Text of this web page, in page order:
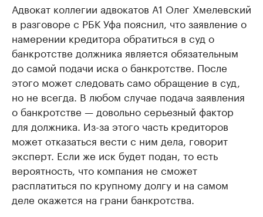
Адвокат коллегии адвокатов А1 Олег Хмелевский
в разговоре с РБК Уфа пояснил, что заявление о
намерении кредитора обратиться в суд о
банкротстве должника является обязательным
до самой подачи иска о банкротстве. После
этого может следовать само обращение в суд,
но не всегда. В любом случае подача заявления
о банкротстве — довольно серьезный фактор
для должника. Из-за этого часть кредиторов
может отказаться вести с ним дела, говорит
эксперт. Если же иск будет подан, то есть
вероятность, что компания не сможет
расплатиться по крупному долгу и на самом
деле окажется на грани банкротства.